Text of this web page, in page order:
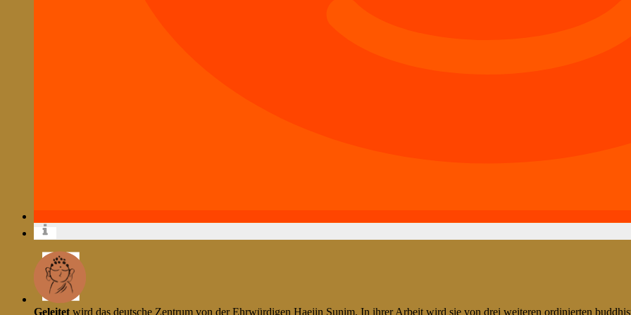
Geleitet wird das deutsche Zentrum von der Ehrwürdigen Haejin Sunim. In ihrer Arbeit wird sie von drei weiteren ordinierten